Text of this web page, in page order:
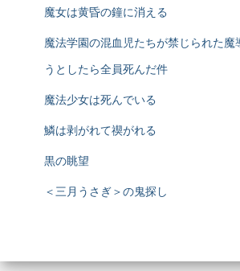
魔女は黄昏の鐘に消える
魔法学園の混血児たちが禁じられた魔
うとしたら全員死んだ件
魔法少女は死んでいる
鱗は剥がれて禊がれる
黒の眺望
＜三月うさぎ＞の鬼探し